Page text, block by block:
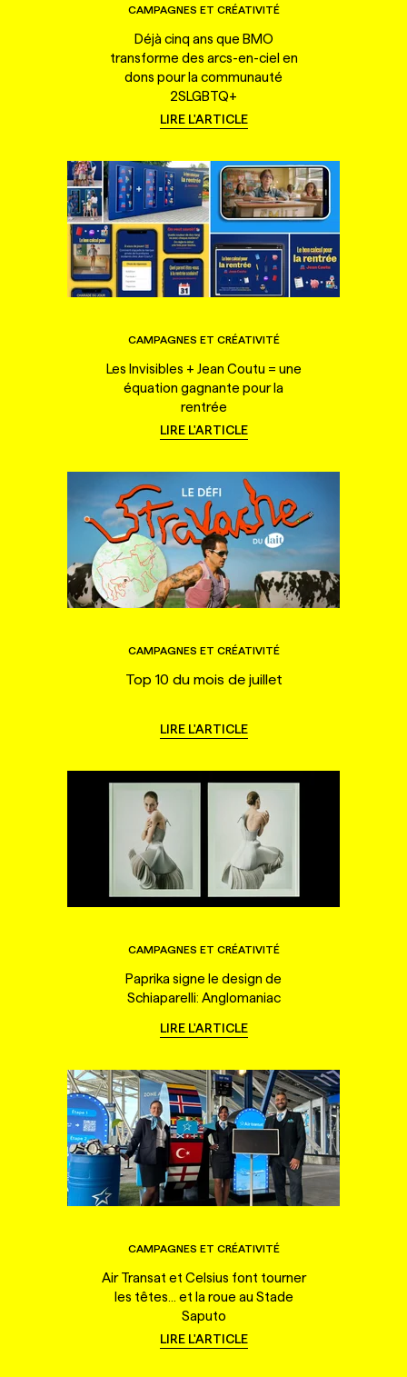
CAMPAGNES ET CRÉATIVITÉ
Déjà cinq ans que BMO
transforme des arcs-en-ciel en
dons pour la communauté
2SLGBTQ+
LIRE L'ARTICLE
CAMPAGNES ET CRÉATIVITÉ
Les Invisibles + Jean Coutu = une
équation gagnante pour la
rentrée
LIRE L'ARTICLE
CAMPAGNES ET CRÉATIVITÉ
Top 10 du mois de juillet
LIRE L'ARTICLE
CAMPAGNES ET CRÉATIVITÉ
Paprika signe le design de
Schiaparelli: Anglomaniac
LIRE L'ARTICLE
CAMPAGNES ET CRÉATIVITÉ
Air Transat et Celsius font tourner
les têtes... et la roue au Stade
Saputo
LIRE L'ARTICLE